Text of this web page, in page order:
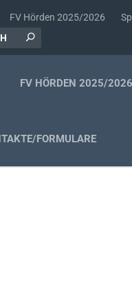
FV Hörden 2025/2026
FV HÖRDEN 2025/2026
FORMULARE